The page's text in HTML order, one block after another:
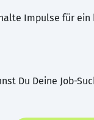
Impulse für ein
Du Deine Job-